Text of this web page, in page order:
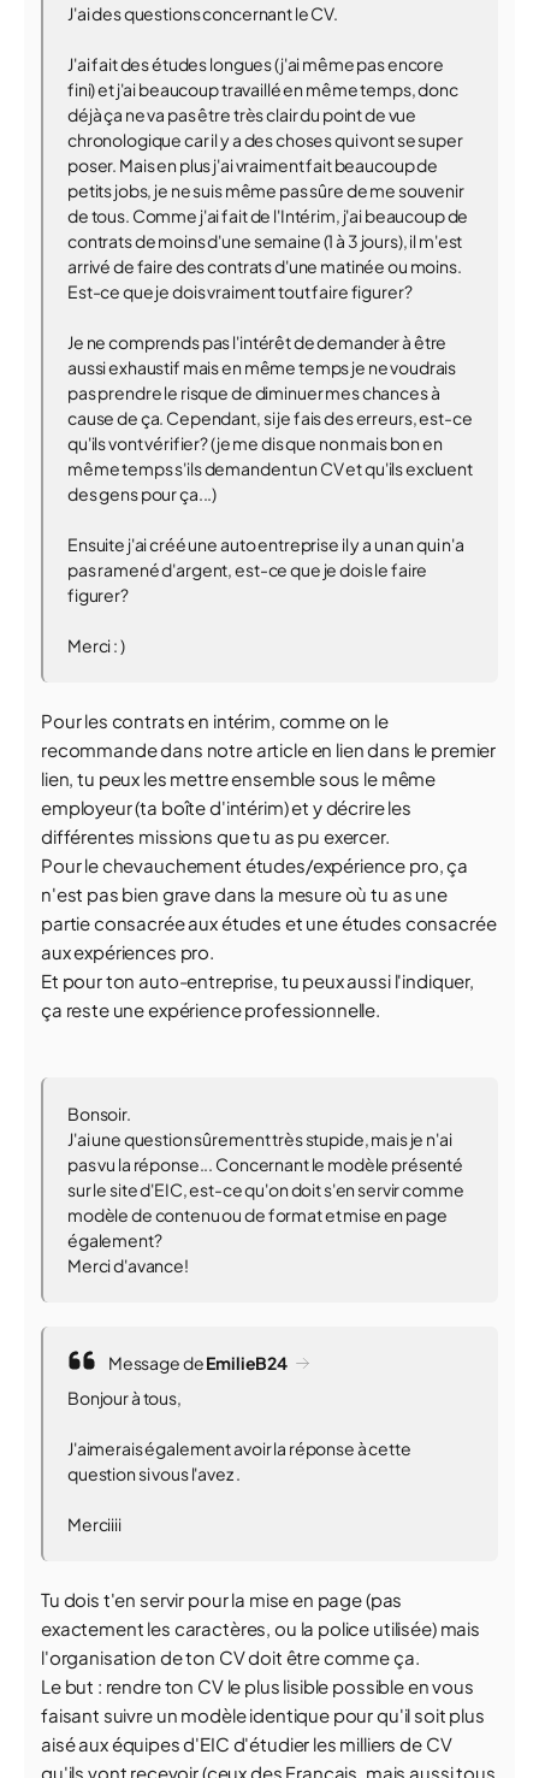
J'ai des questions concernant le CV.
J'ai fait des études longues (j'ai même pas encore
fini) et j'ai beaucoup travaillé en même temps, donc
déjà ça ne va pas être très clair du point de vue
chronologique car il y a des choses qui vont se super
poser. Mais en plus j'ai vraiment fait beaucoup de
petits jobs, je ne suis même pas sûre de me souvenir
de tous. Comme j'ai fait de l'Intérim, j'ai beaucoup de
contrats de moins d'une semaine (1 à 3 jours), il m'est
arrivé de faire des contrats d'une matinée ou moins.
Est-ce que je dois vraiment tout faire figurer?
Je ne comprends pas l'intérêt de demander à être
aussi exhaustif mais en même temps je ne voudrais
pas prendre le risque de diminuer mes chances à
cause de ça. Cependant, si je fais des erreurs, est-ce
qu'ils vont vérifier? (je me dis que non mais bon en
même temps s'ils demandent un CV et qu'ils excluent
des gens pour ça...)
Ensuite j'ai créé une auto entreprise il y a un an qui n'a
pas ramené d'argent, est-ce que je dois le faire
figurer?
Merci : )
Pour les contrats en intérim, comme on le
recommande dans notre article en lien dans le premier
lien, tu peux les mettre ensemble sous le même
employeur (ta boîte d'intérim) et y décrire les
différentes missions que tu as pu exercer.
Pour le chevauchement études/expérience pro, ça
n'est pas bien grave dans la mesure où tu as une
partie consacrée aux études et une études consacrée
aux expériences pro.
Et pour ton auto-entreprise, tu peux aussi l'indiquer,
ça reste une expérience professionnelle.
Bonsoir.
J'ai une question sûrement très stupide, mais je n'ai
pas vu la réponse... Concernant le modèle présenté
sur le site d'EIC, est-ce qu'on doit s'en servir comme
modèle de contenu ou de format et mise en page
également?
Merci d'avance!
Message deEmilieB24
Bonjour à tous,
J'aimerais également avoir la réponse à cette
question si vous l'avez .
Merciiii
Tu dois t'en servir pour la mise en page (pas
exactement les caractères, ou la police utilisée) mais
l'organisation de ton CV doit être comme ça.
Le but : rendre ton CV le plus lisible possible en vous
faisant suivre un modèle identique pour qu'il soit plus
aisé aux équipes d'EIC d'étudier les milliers de CV
qu'ils vont recevoir (ceux des Français, mais aussi tous